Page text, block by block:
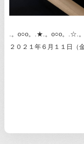
.。o○o。.★.。o○o。.☆.
２０２１年６月１１日（金